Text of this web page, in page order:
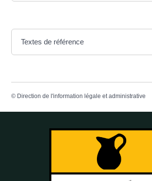
Textes de référence
© Direction de l'information légale et administrative